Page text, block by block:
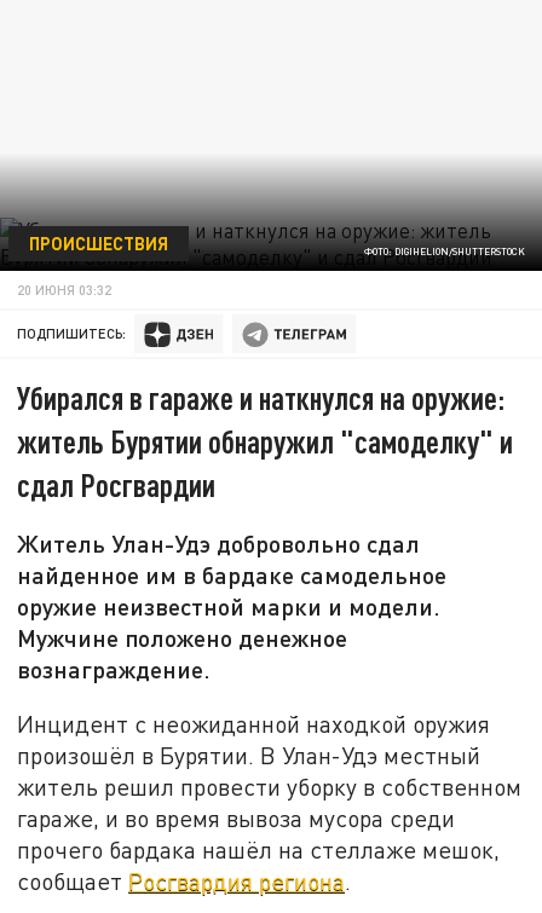
ФОТО: DIGIHELION/SHUTTERSTOCK
ПРОИСШЕСТВИЯ
20 ИЮНЯ 03:32
ПОДПИШИТЕСЬ:
Убирался в гараже и наткнулся на оружие:
житель Бурятии обнаружил "самоделку" и
сдал Росгвардии
Житель Улан-Удэ добровольно сдал
найденное им в бардаке самодельное
оружие неизвестной марки и модели.
Мужчине положено денежное
вознаграждение.
Инцидент с неожиданной находкой оружия
произошёл в Бурятии. В Улан-Удэ местный
житель решил провести уборку в собственном
гараже, и во время вывоза мусора среди
прочего бардака нашёл на стеллаже мешок,
сообщает Росгвардия региона.